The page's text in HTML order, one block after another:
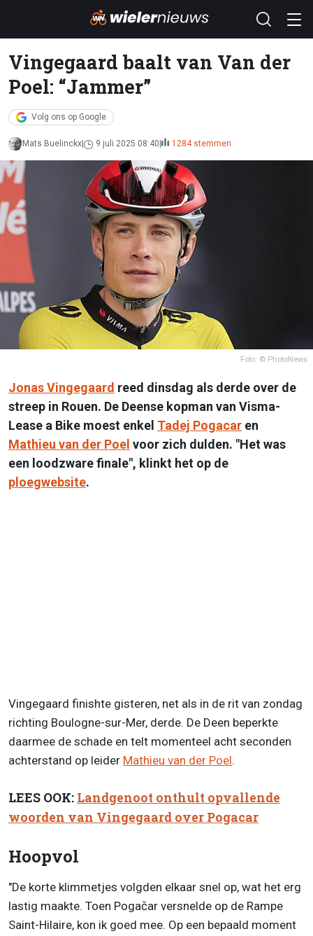
Vingegaard baalt van Van der
Poel: “Jammer”
Volg ons op Google
Mats Buelinckx 9 juli 2025 08:40 1284 stemmen
Foto: © PhotoNews
Jonas Vingegaard reed dinsdag als derde over de
streep in Rouen. De Deense kopman van Visma-
Lease a Bike moest enkel Tadej Pogacar en
Mathieu van der Poel voor zich dulden. "Het was
een loodzware finale", klinkt het op de
ploegwebsite.
Vingegaard finishte gisteren, net als in de rit van zondag
richting Boulogne-sur-Mer, derde. De Deen beperkte
daarmee de schade en telt momenteel acht seconden
achterstand op leider Mathieu van der Poel.
LEES OOK: Landgenoot onthult opvallende
woorden van Vingegaard over Pogacar
Hoopvol
"De korte klimmetjes volgden elkaar snel op, wat het erg
lastig maakte. Toen Pogačar versnelde op de Rampe
Saint-Hilaire, kon ik goed mee. Op een bepaald moment